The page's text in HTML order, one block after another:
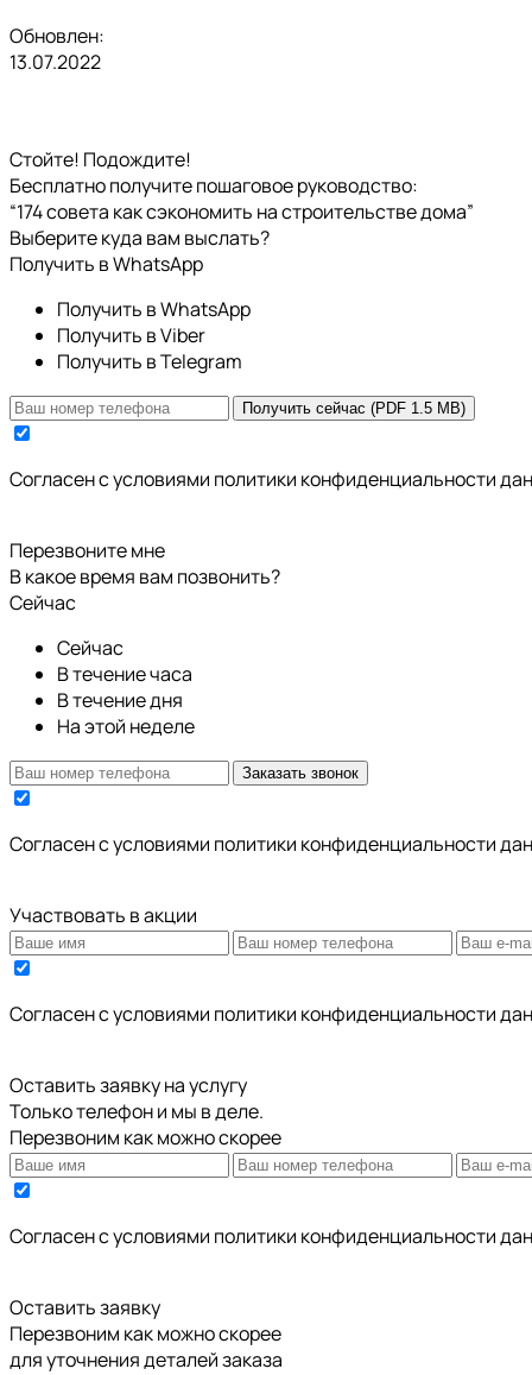
Обновлен:
13.07.2022
Стойте! Подождите!
Бесплатно получите пошаговое руководство:
“174 совета как сэкономить на строительстве дома”
Выберите куда вам выслать?
Получить в WhatsApp
Получить в WhatsApp
Получить в Viber
Получить в Telegram
Получить сейчас (PDF 1.5 MB)
Cогласен с условиями политики конфиденциальности
Перезвоните мне
В какое время вам позвонить?
Сейчас
Сейчас
В течение часа
В течение дня
На этой неделе
Заказать звонок
Cогласен с условиями политики конфиденциальности
Участвовать в акции
Cогласен с условиями политики конфиденциальности
Оставить заявку на услугу
Только телефон и мы в деле.
Перезвоним как можно скорее
Cогласен с условиями политики конфиденциальности
Оставить заявку
Перезвоним как можно скорее
для уточнения деталей заказа